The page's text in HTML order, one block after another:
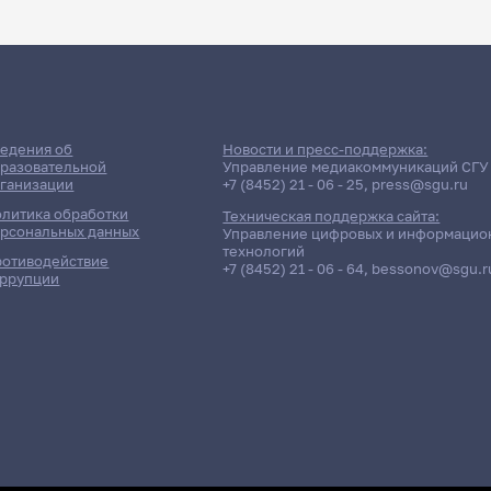
сессии: Экономический
Дневная форма обучения | 441 группа
об
обработки
данных
Новости и пресс-поддержка:
Управление медиакоммуникаций СГУ
+7 (8452) 21 - 06 - 25, press@sgu.ru
Техническая поддержка сайта:
Управление цифровых и
технологий
+7 (8452) 21 - 06 - 64,